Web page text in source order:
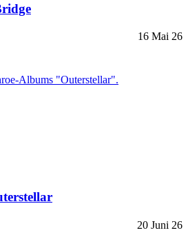
16 Mai 26
20 Juni 26